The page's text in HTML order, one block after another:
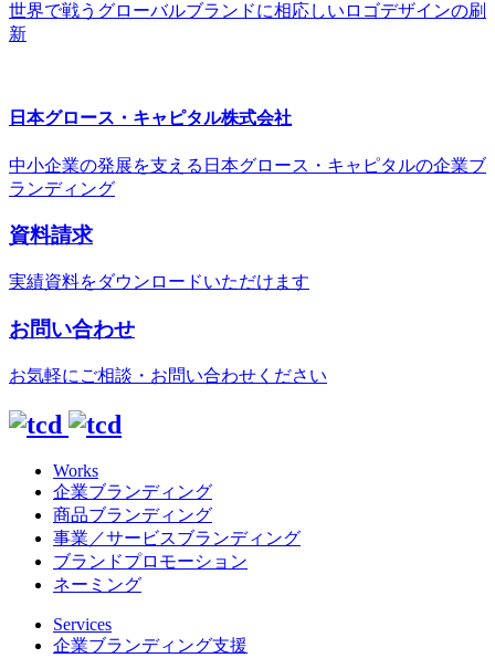
世界で戦うグローバルブランドに相応しいロゴデザインの刷
新
日本グロース・キャピタル株式会社
中小企業の発展を支える日本グロース・キャピタルの企業ブ
ランディング
資料請求
実績資料をダウンロードいただけます
お問い合わせ
お気軽にご相談・お問い合わせください
Works
企業ブランディング
商品ブランディング
事業／サービスブランディング
ブランドプロモーション
ネーミング
Services
企業ブランディング支援